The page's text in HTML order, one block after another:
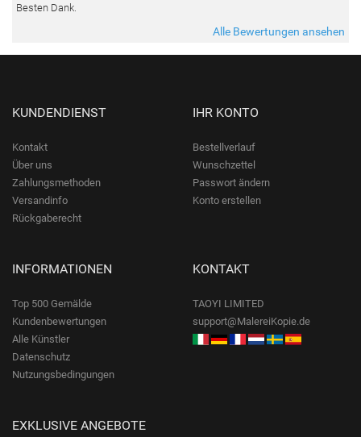
Besten Dank.
Alle Bewertungen ansehen
KUNDENDIENST
Kontakt
Über uns
Zahlungsmethoden
Versandinfo
Rückgaberecht
IHR KONTO
Bestellverlauf
Wunschzettel
Passwort ändern
Konto erstellen
INFORMATIONEN
Top 500 Gemälde
Kundenbewertungen
Alle Künstler
Datenschutz
Nutzungsbedingungen
KONTAKT
TAOYI LIMITED
support@MalereiKopie.de
EXKLUSIVE ANGEBOTE